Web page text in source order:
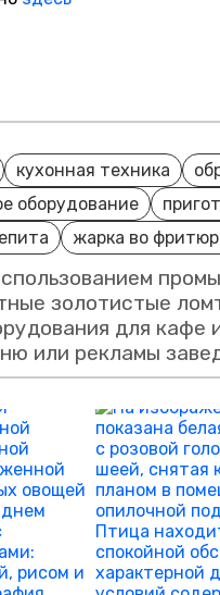
кухонная техника
оборудование
жарка во
золотистые
для кафе
или рекламы